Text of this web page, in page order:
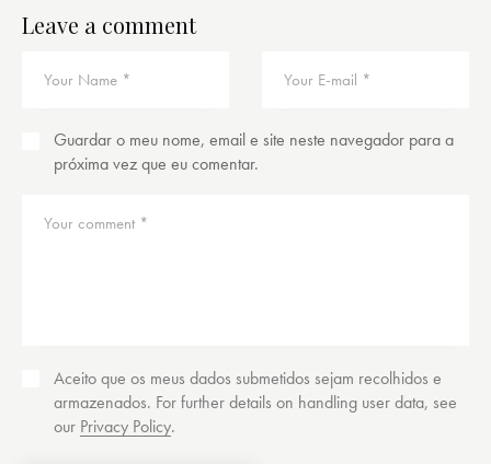
Leave a comment
Guardar o meu nome, email e site neste navegador para a
próxima vez que eu comentar.
Aceito que os meus dados submetidos sejam recolhidos e
armazenados. For further details on handling user data, see
our Privacy Policy.